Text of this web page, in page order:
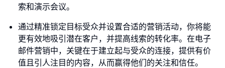
索和演示会议。
通过精准锁定目标受众并设置合适的营销活动，你将能
更有效地吸引潜在客户，并提高线索的转化率。在电子
邮件营销中，关键在于建立起与受众的连接，提供有价
值且引人注目的内容，从而赢得他们的关注和信任。